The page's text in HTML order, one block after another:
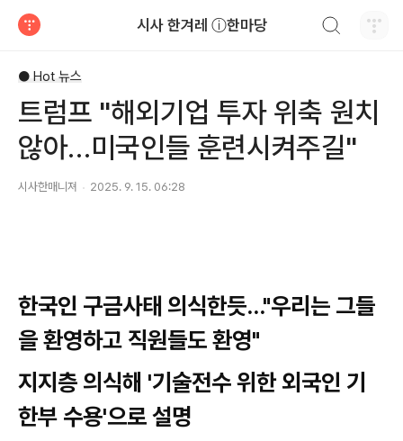
시사 한겨레 ⓘ한마당
● Hot 뉴스
트럼프 "해외기업 투자 위축 원치
않아…미국인들 훈련시켜주길"
시사한매니져 2025. 9. 15. 06:28
한국인 구금사태 의식한듯…"우리는 그들
을 환영하고 직원들도 환영"
지지층 의식해 '기술전수 위한 외국인 기
한부 수용'으로 설명